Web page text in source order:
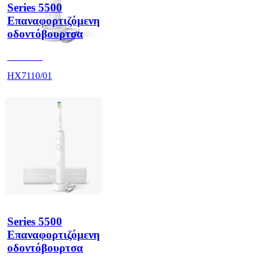
Series 5500
Επαναφορτιζόμενη
οδοντόβουρτσα
HX7110/01
Series 5500
Επαναφορτιζόμενη
οδοντόβουρτσα